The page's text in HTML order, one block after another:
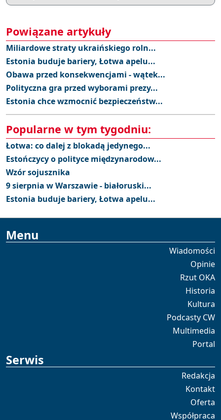
Powiązane artykuły
Miliardowe straty ukraińskiego roln...
Estonia buduje bariery, Łotwa apelu...
Obawa przed konsekwencjami - wątek...
Polityczna gra przed wyborami prezy...
Estonia chce wzmocnić bezpieczeństw...
Popularne w tym tygodniu:
Łotwa: co dalej z blokadą jedynego...
Estończycy o polityce międzynarodow...
Wzór sojusznika
9 sierpnia w Warszawie - białoruski...
Estonia buduje bariery, Łotwa apelu...
Menu
Wiadomości
Opinie
Rzut OKA
Historia
Kultura
Podcasty CW
Multimedia
Portal
Serwis
Redakcja
Kontakt
Oferta
Współpraca